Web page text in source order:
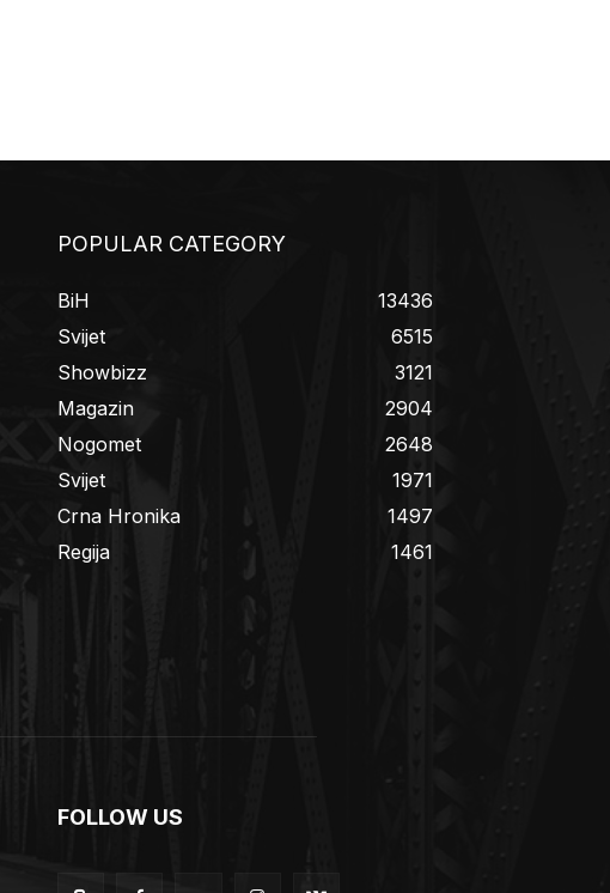
POPULAR CATEGORY
BiH
13436
Svijet
6515
Showbizz
3121
Magazin
2904
Nogomet
2648
Svijet
1971
Crna Hronika
1497
Regija
1461
FOLLOW US